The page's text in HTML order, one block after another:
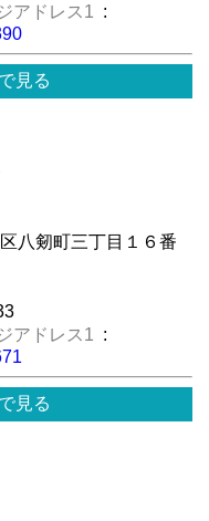
アドレス1 :
見る
八剱町三丁目１６番
アドレス1 :
見る